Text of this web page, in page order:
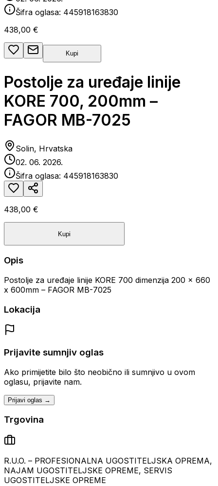
Šifra oglasa: 445918163830
438,00 €
Kupi
Postolje za uređaje linije
KORE 700, 200mm –
FAGOR MB-7025
Solin, Hrvatska
02. 06. 2026.
Šifra oglasa: 445918163830
438,00 €
Kupi
Opis
Postolje za uređaje linije KORE 700 dimenzija 200 x 660
x 600mm – FAGOR MB-7025
Lokacija
Prijavite sumnjiv oglas
Ako primijetite bilo što neobično ili sumnjivo u ovom
oglasu, prijavite nam.
Prijavi oglas →
Trgovina
R.U.O. – PROFESIONALNA UGOSTITELJSKA OPREMA,
NAJAM UGOSTITELJSKE OPREME, SERVIS
UGOSTITELJSKE OPREME